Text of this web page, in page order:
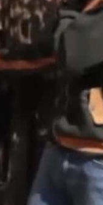
available